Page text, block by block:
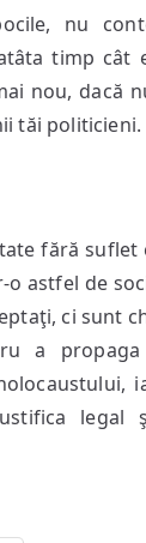
nu
timp cât
nou, dacă
tăi politicieni.
fără
astfel de
ci sunt
a
legal